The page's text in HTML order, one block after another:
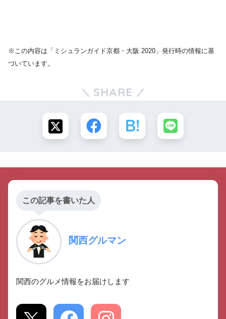
※この内容は「ミシュランガイド京都・大阪 2020」発行時の情報に基
づいています。
SHARE
この記事を書いた人
関西グルマン
関西のグルメ情報をお届けします